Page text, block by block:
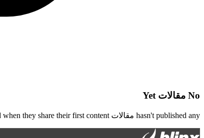
No مقالات
hasn't published any مقالات